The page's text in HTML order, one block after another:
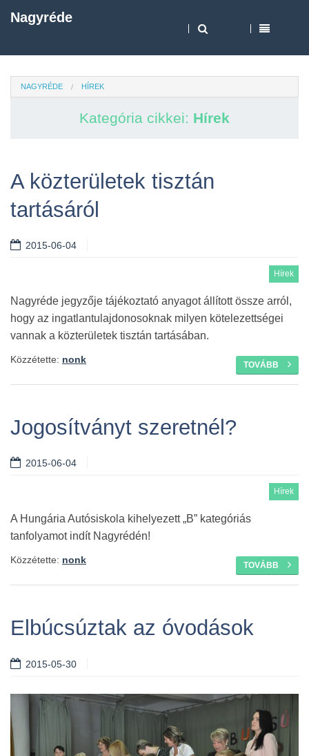
Nagyréde
NAGYRÉDE HÍREK
Kategória cikkei: Hírek
A közterületek tisztán
tartásáról
2015-06-04
Hírek
Nagyréde jegyzője tájékoztató anyagot állított össze arról,
hogy az ingatlantulajdonosoknak milyen kötelezettségei
vannak a közterületek tisztán tartásában.
TOVÁBB
Közzétette: nonk
Jogosítványt szeretnél?
2015-06-04
Hírek
A Hungária Autósiskola kihelyezett „B” kategóriás
tanfolyamot indít Nagyrédén!
TOVÁBB
Közzétette: nonk
Elbúcsúztak az óvodások
2015-05-30